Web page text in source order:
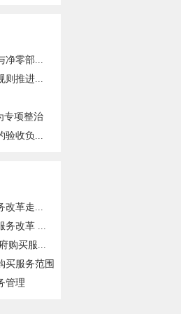
净零部...
则推进...
专项整治
验收负...
改革走...
务改革 ...
购买服...
买服务范围
管理